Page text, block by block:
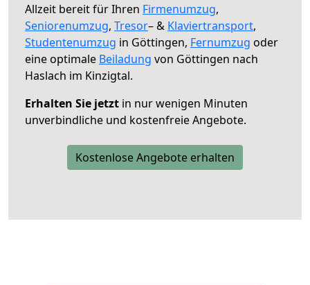
Allzeit bereit für Ihren Firmenumzug,
Seniorenumzug, Tresor– & Klaviertransport,
Studentenumzug in Göttingen, Fernumzug oder
eine optimale Beiladung von Göttingen nach
Haslach im Kinzigtal.
Erhalten Sie jetzt in nur wenigen Minuten
unverbindliche und kostenfreie Angebote.
Kostenlose Angebote erhalten